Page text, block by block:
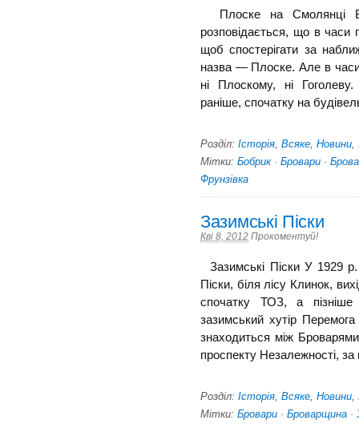
Плоске на Смолянці В
розповідається, що в часи
щоб спостерігати за
назва — Плоске. Але в
ні Плоскому, ні Гоголеву.
раніше, спочатку на
Розділ: Історія Всяке Новини
Мітки: Бобрик· Бровари ·
Фрунзівка
Зазимські Піски
Кві 8, 2012 Прокоментуй!
Зазимські Піски У 1929
Піски, біля лісу Клинок,
спочатку ТОЗ, а
зазимський хутір
знаходиться між Броварями
проспекту Незалежності,
Розділ: Історія Всяке Новини
Мітки: Бровари · Броварщина ·